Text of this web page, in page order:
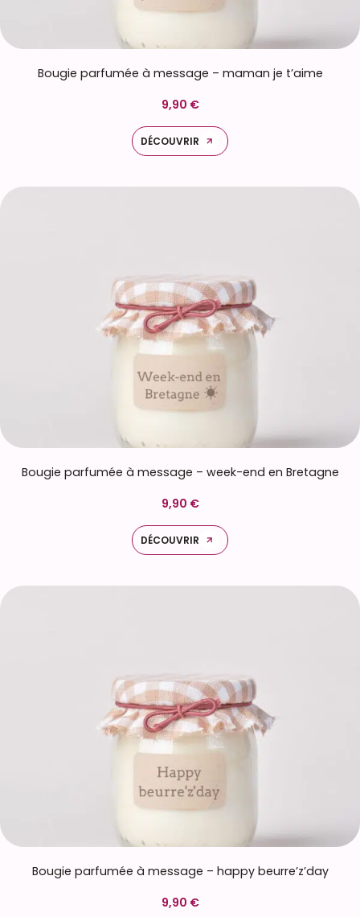
Bougie parfumée à message – maman je t’aime
9,90 €
DÉCOUVRIR
Bougie parfumée à message – week-end en Bretagne
9,90 €
DÉCOUVRIR
Bougie parfumée à message – happy beurre’z’day
9,90 €